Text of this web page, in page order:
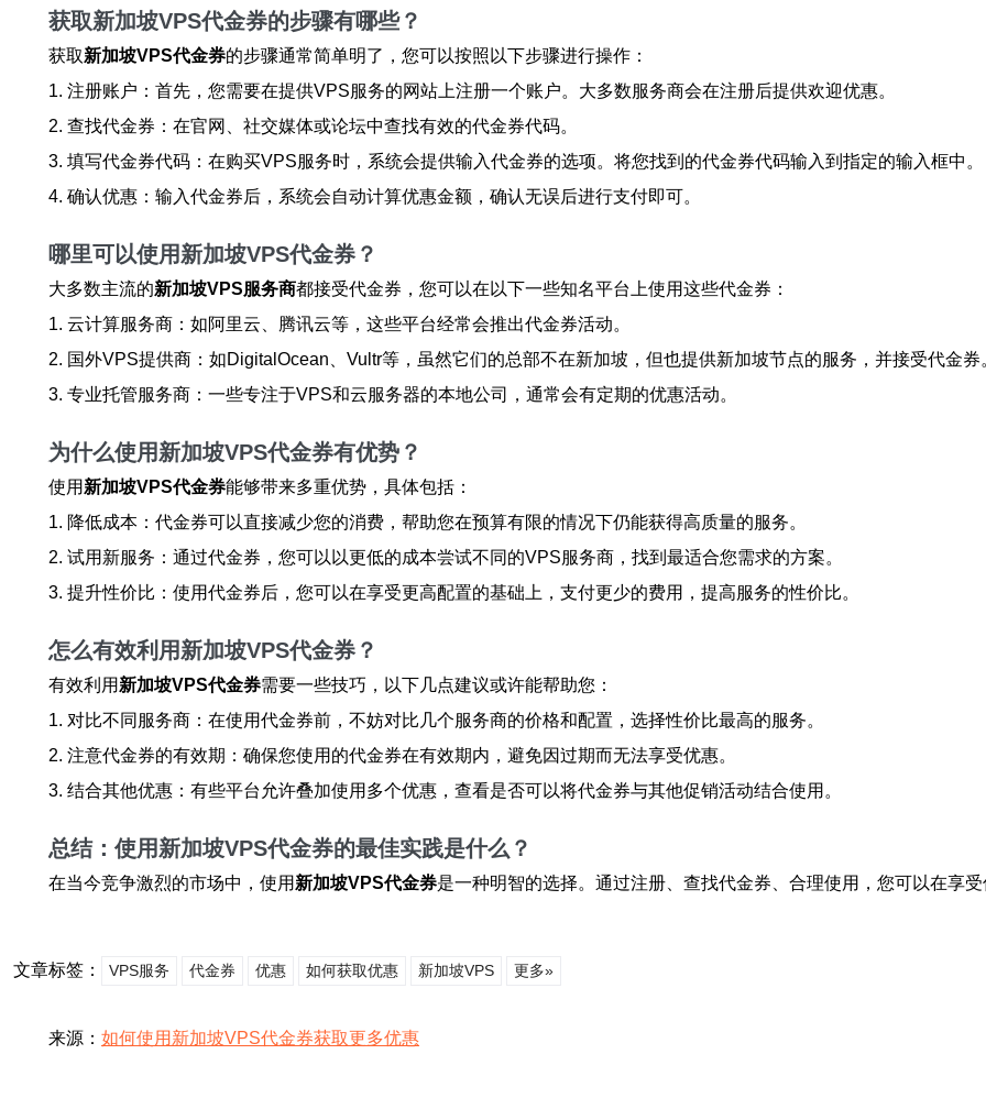
获取新加坡VPS代金券的步骤有哪些？
获取新加坡VPS代金券的步骤通常简单明了，您可以按照以下步骤进行操作：
1. 注册账户：首先，您需要在提供VPS服务的网站上注册一个账户。大多数服务商会在注册后提供欢迎优惠。
2. 查找代金券：在官网、社交媒体或论坛中查找有效的代金券代码。
3. 填写代金券代码：在购买VPS服务时，系统会提供输入代金券的选项。将您找到的代金券代码输入到指定的输入框中。
4. 确认优惠：输入代金券后，系统会自动计算优惠金额，确认无误后进行支付即可。
哪里可以使用新加坡VPS代金券？
大多数主流的新加坡VPS服务商都接受代金券，您可以在以下一些知名平台上使用这些代金券：
1. 云计算服务商：如阿里云、腾讯云等，这些平台经常会推出代金券活动。
2. 国外VPS提供商：如DigitalOcean、Vultr等，虽然它们的总部不在新加坡，但也提供新加坡节点的服务，并接受代金券
3. 专业托管服务商：一些专注于VPS和云服务器的本地公司，通常会有定期的优惠活动。
为什么使用新加坡VPS代金券有优势？
使用 新加坡VPS代金券能够带来多重优势，具体包括：
1. 降低成本：代金券可以直接减少您的消费，帮助您在预算有限的情况下仍能获得高质量的服务。
2. 试用新服务：通过代金券，您可以以更低的成本尝试不同的VPS服务商，找到最适合您需求的方案。
3. 提升性价比：使用代金券后，您可以在享受更高配置的基础上，支付更少的费用，提高服务的性价比。
怎么有效利用新加坡VPS代金券？
有效利用 新加坡VPS代金券需要一些技巧，以下几点建议或许能帮助您：
1. 对比不同服务商：在使用代金券前，不妨对比几个服务商的价格和配置，选择性价比最高的服务。
2. 注意代金券的有效期：确保您使用的代金券在有效期内，避免因过期而无法享受优惠。
3. 结合其他优惠：有些平台允许叠加使用多个优惠，查看是否可以将代金券与其他促销活动结合使用。
总结：使用新加坡VPS代金券的最佳实践是什么？
在当今竞争激烈的市场中，使用 新加坡VPS代金券是一种明智的选择。通过注册、查找代金券、合理使用，您可以在享
文章标签： VPS服务 代金券 优惠 如何获取优惠 新加坡VPS 更多»
来源： 如何使用新加坡VPS代金券获取更多优惠